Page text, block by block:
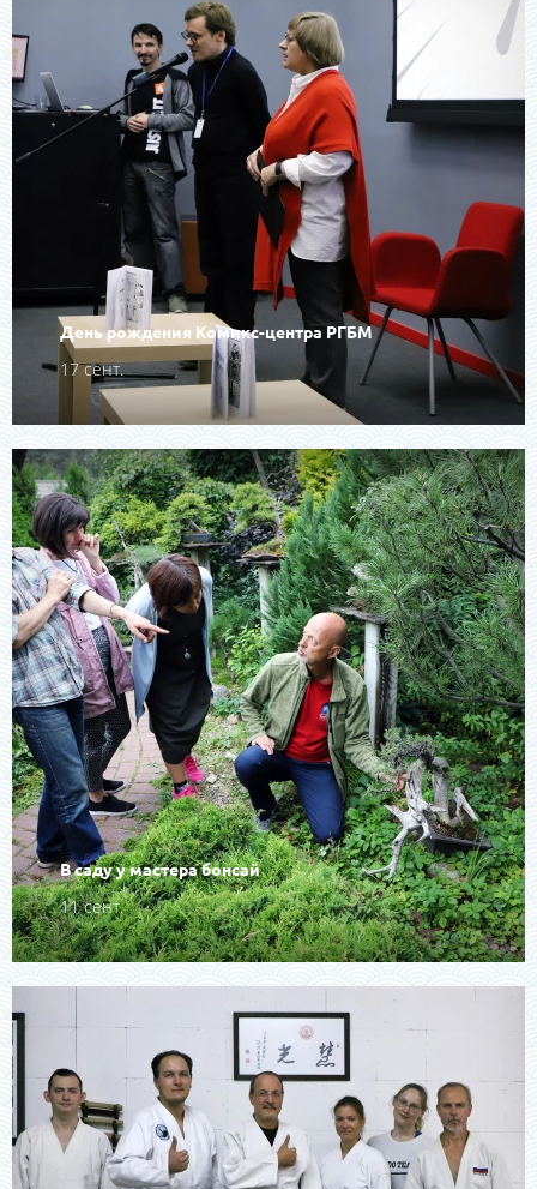
День рождения Комикс-центра РГБМ
17 сент.
В саду у мастера бонсай
11 сент.